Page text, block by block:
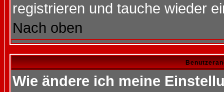
registrieren und tauche wieder
Nach oben
Wie ändere ich meine